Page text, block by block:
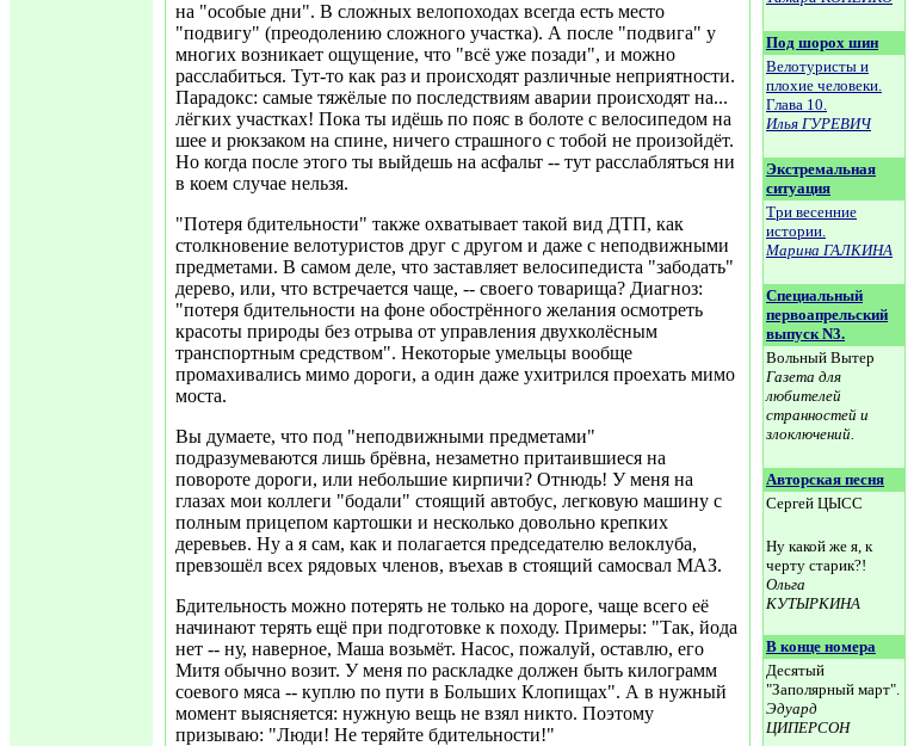
на "особые дни". В сложных велопоходах всегда есть место
"подвигу" (преодолению сложного участка). А после "подвига" у
многих возникает ощущение, что "всё уже позади", и можно
расслабиться. Тут-то как раз и происходят различные неприятности.
Парадокс: самые тяжёлые по последствиям аварии происходят на...
лёгких участках! Пока ты идёшь по пояс в болоте с велосипедом на
шее и рюкзаком на спине, ничего страшного с тобой не произойдёт.
Но когда после этого ты выйдешь на асфальт -- тут расслабляться ни
в коем случае нельзя.
"Потеря бдительности" также охватывает такой вид ДТП, как
столкновение велотуристов друг с другом и даже с неподвижными
предметами. В самом деле, что заставляет велосипедиста "забодать"
дерево, или, что встречается чаще, -- своего товарища? Диагноз:
"потеря бдительности на фоне обострённого желания осмотреть
красоты природы без отрыва от управления двухколёсным
транспортным средством". Некоторые умельцы вообще
промахивались мимо дороги, а один даже ухитрился проехать мимо
моста.
Вы думаете, что под "неподвижными предметами"
подразумеваются лишь брёвна, незаметно притаившиеся на
повороте дороги, или небольшие кирпичи? Отнюдь! У меня на
глазах мои коллеги "бодали" стоящий автобус, легковую машину с
полным прицепом картошки и несколько довольно крепких
деревьев. Ну а я сам, как и полагается председателю велоклуба,
превзошёл всех рядовых членов, въехав в стоящий самосвал МАЗ.
Бдительность можно потерять не только на дороге, чаще всего её
начинают терять ещё при подготовке к походу. Примеры: "Так, йода
нет -- ну, наверное, Маша возьмёт. Насос, пожалуй, оставлю, его
Митя обычно возит. У меня по раскладке должен быть килограмм
соевого мяса -- куплю по пути в Больших Клопищах". А в нужный
момент выясняется: нужную вещь не взял никто. Поэтому
призываю: "Люди! Не теряйте бдительности!"
Под шорох шин
Велотуристы и
плохие человеки.
Глава 10.
Илья ГУРЕВИЧ
Экстремальная
ситуация
Три весенние
истории.
Марина ГАЛКИНА
Специальный
первоапрельский
выпуск N3.
Вольный Вытер
Газета для
любителей
странностей и
злоключений.
Авторская песня
Сергей ЦЫСС
Ну какой же я, к
черту старик?!
Ольга
КУТЫРКИНА
В конце номера
Десятый
"Заполярный март".
Эдуард
ЦИПЕРСОН